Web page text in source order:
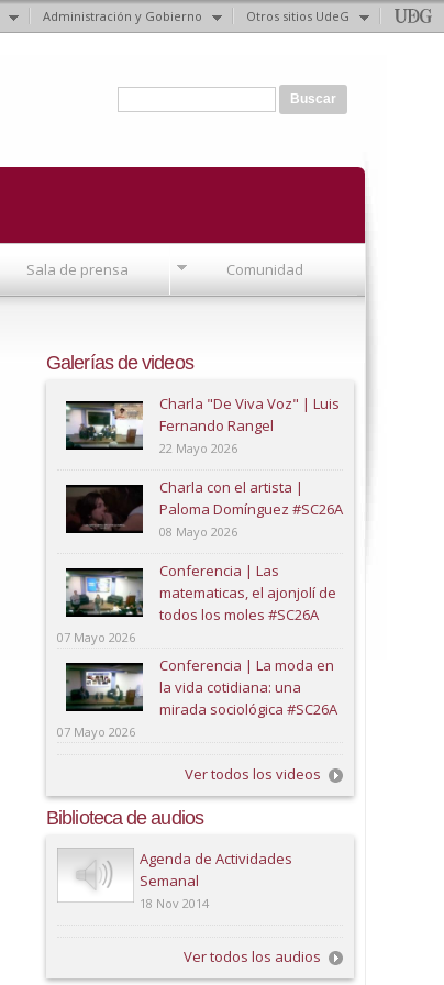
Administración y Gobierno Otros sitios UdeG
Formulario de búsqueda
Sala de prensa Comunidad
Galerías de videos
Charla "De Viva Voz" | Luis
Fernando Rangel
22 Mayo 2026
Charla con el artista |
Paloma Domínguez #SC26A
08 Mayo 2026
Conferencia | Las
matematicas, el ajonjolí de
todos los moles #SC26A
07 Mayo 2026
Conferencia | La moda en
la vida cotidiana: una
mirada sociológica #SC26A
07 Mayo 2026
Ver todos los videos
Biblioteca de audios
Play
Agenda de Actividades
Semanal
18 Nov 2014
Ver todos los audios